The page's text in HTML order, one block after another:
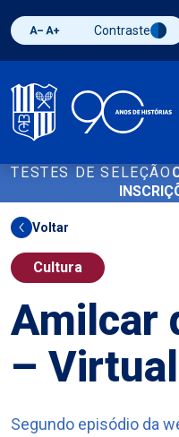
Diminuir fonte
Aumentar fonte
Alternar
Contraste
TESTES DE SELEÇÃO
Voltar
Cultura
Amilcar
– Virtual
Segundo episódio da